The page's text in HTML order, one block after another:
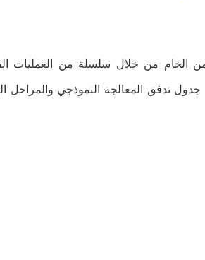
الخام من خلال سلسلة من العمليات
جدول تدفق المعالجة النموذجي والمراحل